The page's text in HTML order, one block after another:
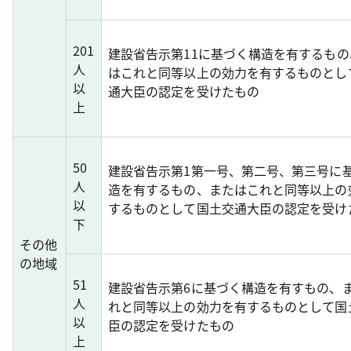
201
人
以
上
建設省告示第11に基づく構造を有するも
はこれと同等以上の効力を有するものと
通大臣の認定を受けたもの
その他
の地域
50
人
以
下
建設省告示第1第一号、第二号、第三号に
造を有するもの、またはこれと同等以上
するものとして国土交通大臣の認定を受
51
人
以
上
建設省告示第6に基づく構造を有すもの、
れと同等以上の効力を有するものとして
臣の認定を受けたもの